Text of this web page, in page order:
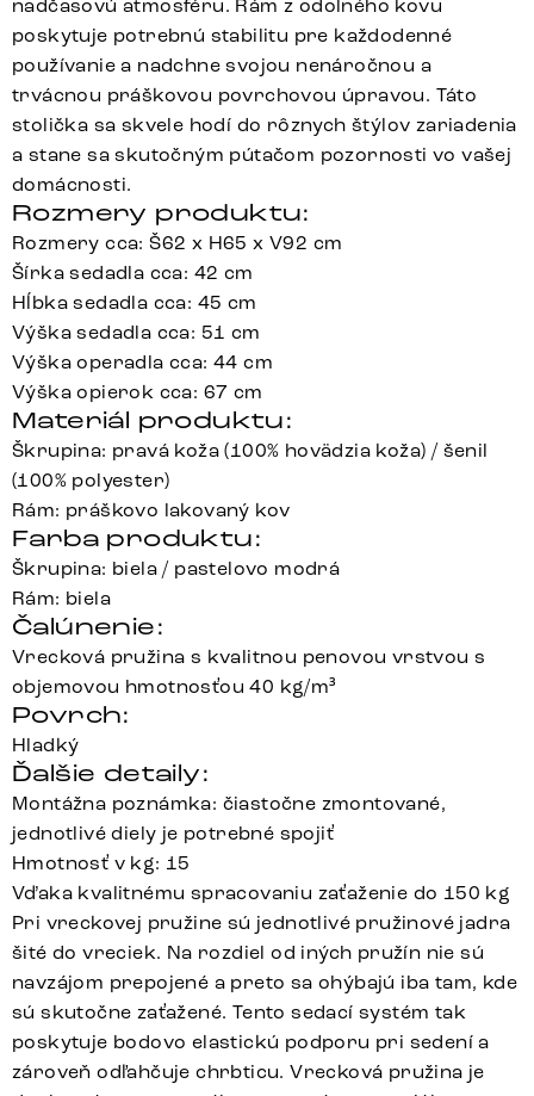
nadčasovú atmosféru. Rám z odolného kovu
poskytuje potrebnú stabilitu pre každodenné
používanie a nadchne svojou nenáročnou a
trvácnou práškovou povrchovou úpravou. Táto
stolička sa skvele hodí do rôznych štýlov zariadenia
a stane sa skutočným pútačom pozornosti vo vašej
domácnosti.
Rozmery produktu:
Rozmery cca: Š62 x H65 x V92 cm
Šírka sedadla cca: 42 cm
Hĺbka sedadla cca: 45 cm
Výška sedadla cca: 51 cm
Výška operadla cca: 44 cm
Výška opierok cca: 67 cm
Materiál produktu:
Škrupina: pravá koža (100% hovädzia koža) / šenil
(100% polyester)
Rám: práškovo lakovaný kov
Farba produktu:
Škrupina: biela / pastelovo modrá
Rám: biela
Čalúnenie:
Vrecková pružina s kvalitnou penovou vrstvou s
objemovou hmotnosťou 40 kg/m³
Povrch:
Hladký
Ďalšie detaily:
Montážna poznámka: čiastočne zmontované,
jednotlivé diely je potrebné spojiť
Hmotnosť v kg: 15
Vďaka kvalitnému spracovaniu zaťaženie do 150 kg
Pri vreckovej pružine sú jednotlivé pružinové jadra
šité do vreciek. Na rozdiel od iných pružín nie sú
navzájom prepojené a preto sa ohýbajú iba tam, kde
sú skutočne zaťažené. Tento sedací systém tak
poskytuje bodovo elastickú podporu pri sedení a
zároveň odľahčuje chrbticu. Vrecková pružina je